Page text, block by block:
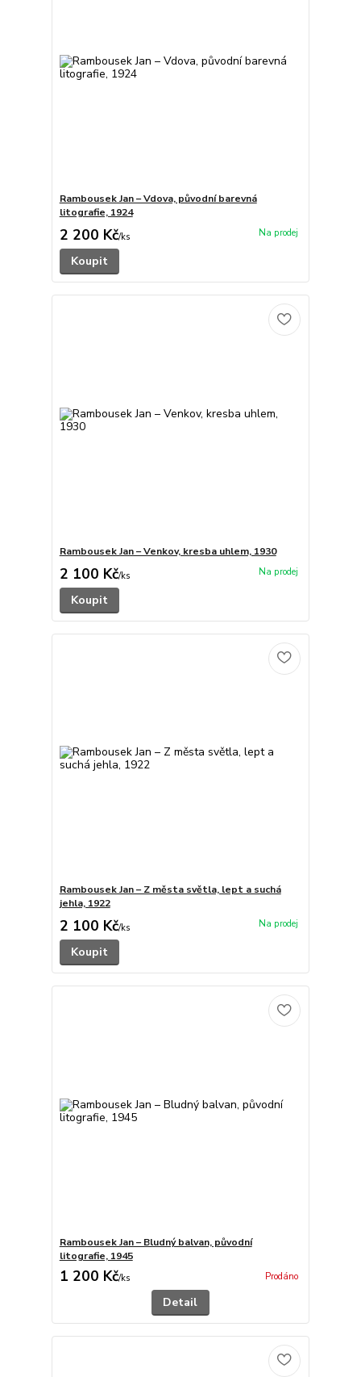
Rambousek Jan – Vdova, původní barevná
litografie, 1924
2 200 Kč/ks
Koupit
Rambousek Jan – Venkov, kresba uhlem, 1930
2 100 Kč/ks
Koupit
Rambousek Jan – Z města světla, lept a suchá
jehla, 1922
2 100 Kč/ks
Koupit
Rambousek Jan – Bludný balvan, původní
litografie, 1945
1 200 Kč/ks Prodáno
Detail